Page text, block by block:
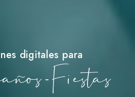
digitales para
- Fiestas